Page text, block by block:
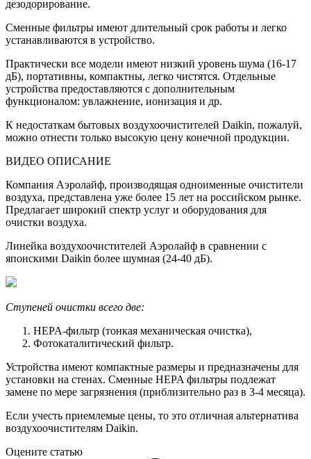
дезодорирование.
Сменные фильтры имеют длительный срок работы и легко
устанавливаются в устройство.
Практически все модели имеют низкий уровень шума (16-17
дБ), портативны, компактны, легко чистятся. Отдельные
устройства предоставляются с дополнительным
функционалом: увлажнение, ионизация и др.
К недостаткам бытовых воздухоочистителей Daikin, пожалуй,
можно отнести только высокую цену конечной продукции.
ВИДЕО ОПИСАНИЕ
Компания Аэролайф, производящая одноименные очистители
воздуха, представлена уже более 15 лет на российском рынке.
Предлагает широкий спектр услуг и оборудования для
очистки воздуха.
Линейка воздухоочистителей Аэролайф в сравнении с
японскими Daikin более шумная (24-40 дБ).
Ступеней очистки всего две:
HEPA-фильтр (тонкая механическая очистка),
Фотокаталитический фильтр.
Устройства имеют компактные размеры и предназначены для
установки на стенах. Сменные HEPA фильтры подлежат
замене по мере загрязнения (приблизительно раз в 3-4 месяца).
Если учесть приемлемые цены, то это отличная альтернатива
воздухоочистителям Daikin.
Оцените статью